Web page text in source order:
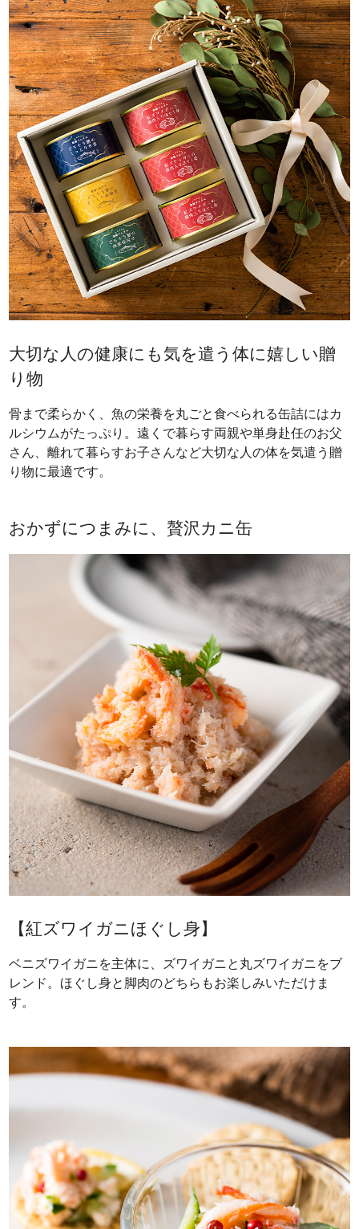
大切な人の健康にも気を遣う体に嬉しい贈
り物
骨まで柔らかく、魚の栄養を丸ごと食べられる缶詰にはカ
ルシウムがたっぷり。遠くで暮らす両親や単身赴任のお父
さん、離れて暮らすお子さんなど大切な人の体を気遣う贈
り物に最適です。
おかずにつまみに、贅沢カニ缶
【紅ズワイガニほぐし身】
ベニズワイガニを主体に、ズワイガニと丸ズワイガニをブ
レンド。ほぐし身と脚肉のどちらもお楽しみいただけま
す。